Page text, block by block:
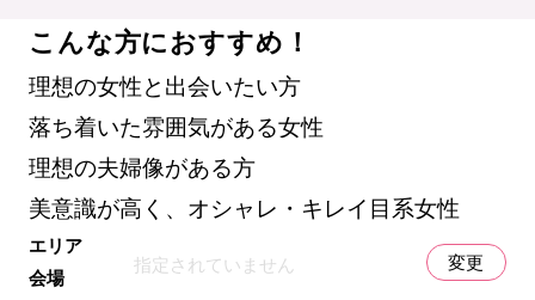
こんな方におすすめ！
理想の女性と出会いたい方
落ち着いた雰囲気がある女性
理想の夫婦像がある方
美意識が高く、オシャレ・キレイ目系女性
エリア
会場
指定されていません 変更